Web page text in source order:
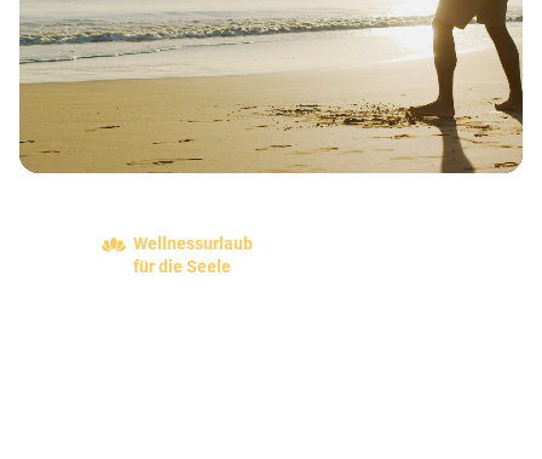
Wellnessurlaub
für die Seele